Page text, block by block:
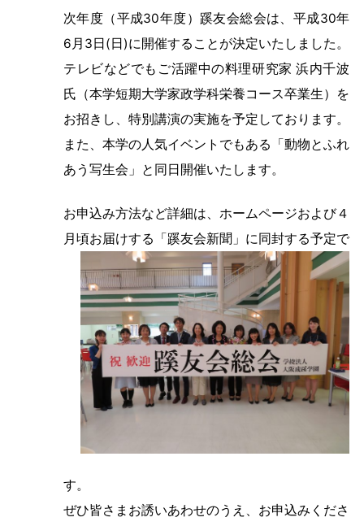
次年度（平成30年度）蹊友会総会は、平成30年
6月3日(日)に開催することが決定いたしました。
テレビなどでもご活躍中の料理研究家 浜内千波
氏（本学短期大学家政学科栄養コース卒業生）を
お招きし、特別講演の実施を予定しております。
また、本学の人気イベントでもある「動物とふれ
あう写生会」と同日開催いたします。
お申込み方法など詳細は、ホームページおよび４
月頃お届けする「蹊友会新聞」に同封する予定で
す。
ぜひ皆さまお誘いあわせのうえ、お申込みくださ